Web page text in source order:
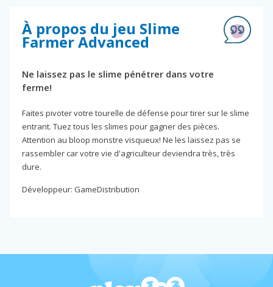
À propos du jeu Slime
Farmer Advanced
Ne laissez pas le slime pénétrer dans votre
ferme!
Faites pivoter votre tourelle de défense pour tirer sur le slime
entrant. Tuez tous les slimes pour gagner des pièces.
Attention au bloop monstre visqueux! Ne les laissez pas se
rassembler car votre vie d'agriculteur deviendra très, très
dure.
Développeur: GameDistribution